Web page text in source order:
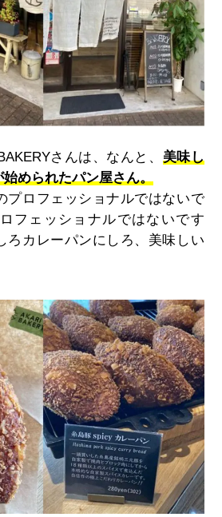
さんは、なんと、 美味し
められたパン屋さん。
プロフェッショナルではないで
フェッショナルではないです
ろカレーパンにしろ、美味しい